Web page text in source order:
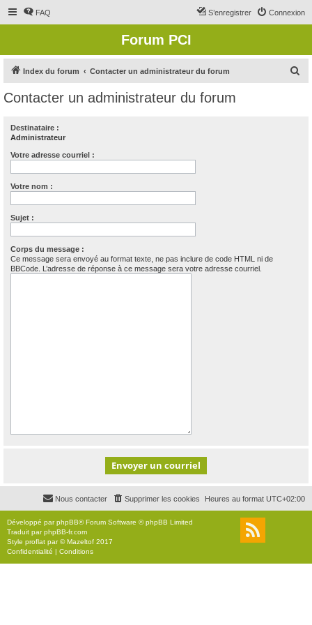
FAQ Connexion
S’enregistrer
Forum PCI
Index du forum Contacter un administrateur du forum
Contacter un administrateur du forum
Destinataire :
Administrateur
Votre adresse courriel :
Votre nom :
Sujet :
Corps du message :
Ce message sera envoyé au format texte, ne pas inclure de code HTML ni de
BBCode. L’adresse de réponse à ce message sera votre adresse courriel.
Heures au format UTC+02:00
Supprimer les cookies
Nous contacter
Développé parphpBB® Forum Software © phpBB Limited
Traduit parphpBB-fr.com
Style proflat par ©Mazeltof 2017
Confidentialité | Conditions